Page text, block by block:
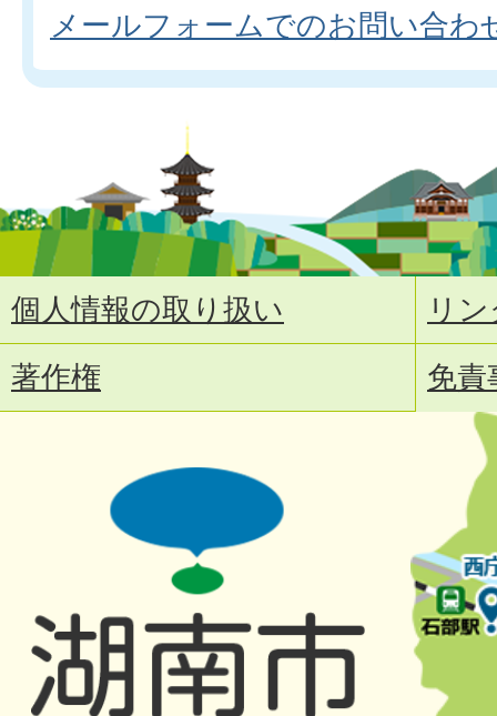
メールフォームでのお問い合わ
個人情報の取り扱い
リ
著作権
免責